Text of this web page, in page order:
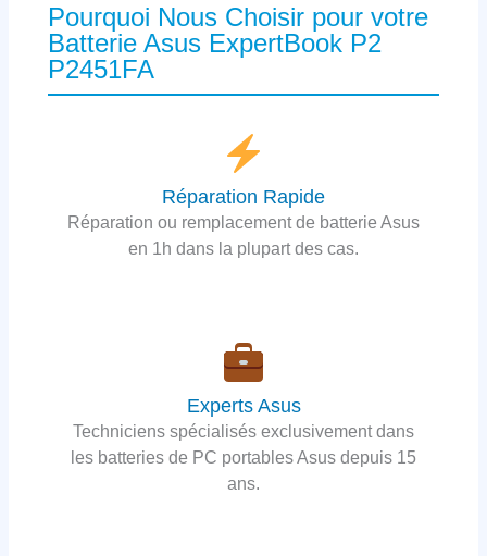
Pourquoi Nous Choisir pour votre
Batterie Asus ExpertBook P2
P2451FA
Réparation Rapide
Réparation ou remplacement de batterie Asus
en 1h dans la plupart des cas.
Experts Asus
Techniciens spécialisés exclusivement dans
les batteries de PC portables Asus depuis 15
ans.